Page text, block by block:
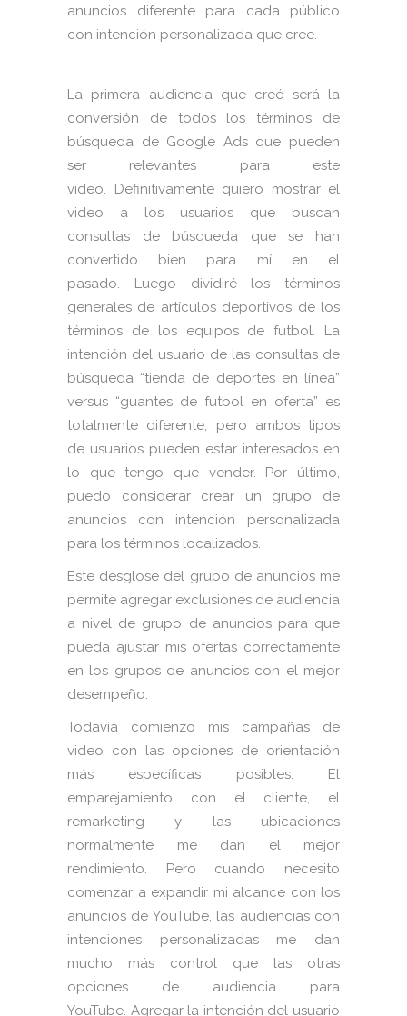
anuncios diferente para cada público
con intención personalizada que cree.
La primera audiencia que creé será la
conversión de todos los términos de
búsqueda de Google Ads que pueden
ser relevantes para este
video. Definitivamente quiero mostrar el
video a los usuarios que buscan
consultas de búsqueda que se han
convertido bien para mí en el
pasado. Luego dividiré los términos
generales de artículos deportivos de los
términos de los equipos de futbol. La
intención del usuario de las consultas de
búsqueda “tienda de deportes en línea”
versus “guantes de futbol en oferta” es
totalmente diferente, pero ambos tipos
de usuarios pueden estar interesados en
lo que tengo que vender. Por último,
puedo considerar crear un grupo de
anuncios con intención personalizada
para los términos localizados.
Este desglose del grupo de anuncios me
permite agregar exclusiones de audiencia
a nivel de grupo de anuncios para que
pueda ajustar mis ofertas correctamente
en los grupos de anuncios con el mejor
desempeño.
Todavía comienzo mis campañas de
video con las opciones de orientación
más específicas posibles. El
emparejamiento con el cliente, el
remarketing y las ubicaciones
normalmente me dan el mejor
rendimiento. Pero cuando necesito
comenzar a expandir mi alcance con los
anuncios de YouTube, las audiencias con
intenciones personalizadas me dan
mucho más control que las otras
opciones de audiencia para
YouTube. Agregar la intención del usuario